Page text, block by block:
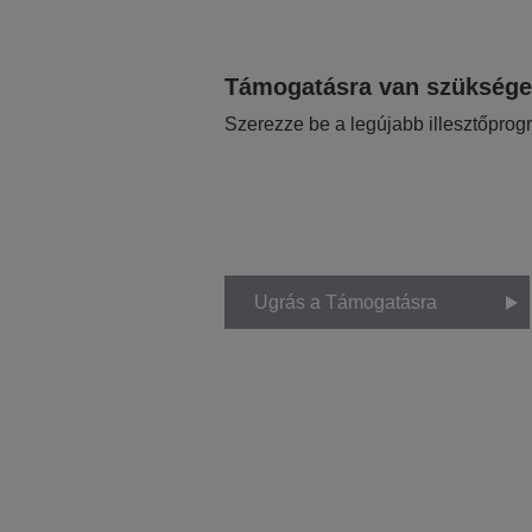
Támogatásra van
Szerezze be a legújabb
Ugrás a Támogatásra